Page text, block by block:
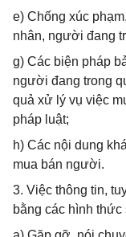
e) Chống xúc
nhân, người đang
g) Các biện pháp
người đang trong
quả xử lý vụ việc
pháp luật;
h) Các nội dung
mua bán người.
3. Việc thông tin,
bằng các hình thức